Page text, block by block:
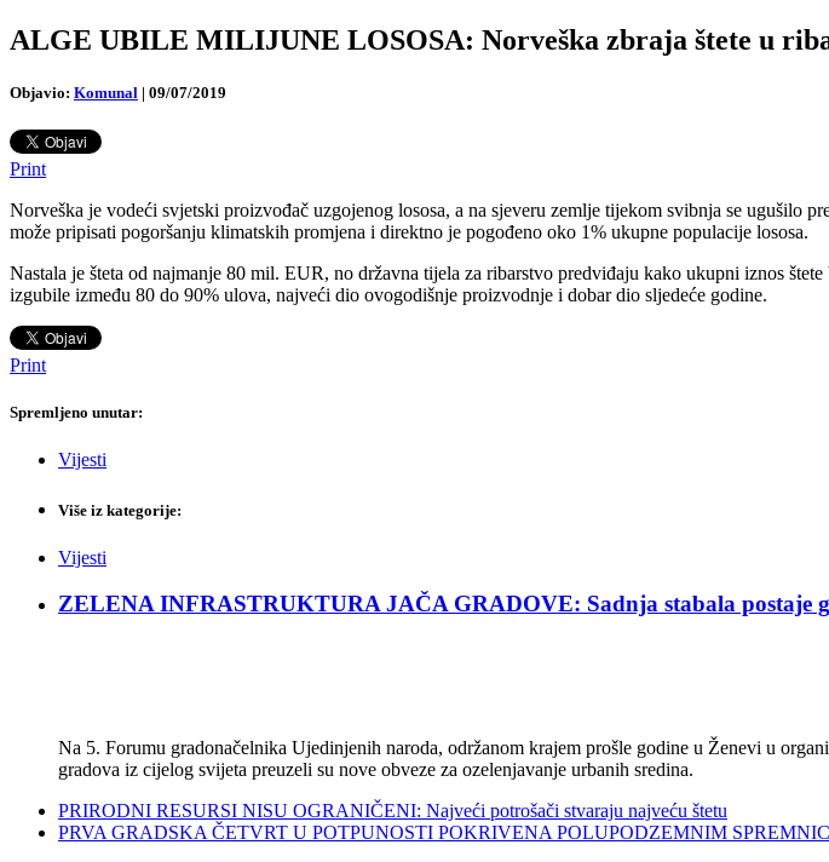
ALGE UBILE MILIJUNE LOSOSA: Norveška zbraja štete u
Objavio: Komunal | 09/07/2019
Print
Norveška je vodeći svjetski proizvođač uzgojenog lososa, a na sjeveru zemlje tijekom svibnja se ugušilo
može pripisati pogoršanju klimatskih promjena i direktno je pogođeno oko 1% ukupne populacije lososa.
Nastala je šteta od najmanje 80 mil. EUR, no državna tijela za ribarstvo predviđaju kako ukupni iznos
izgubile između 80 do 90% ulova, najveći dio ovogodišnje proizvodnje i dobar dio sljedeće godine.
Print
Spremljeno unutar:
Vijesti
Više iz kategorije:
Vijesti
ZELENA INFRASTRUKTURA JAČA GRADOVE: Sadnja stabala postaje
Na 5. Forumu gradonačelnika Ujedinjenih naroda, održanom krajem prošle godine u Ženevi u
gradova iz cijelog svijeta preuzeli su nove obveze za ozelenjavanje urbanih sredina.
PRIRODNI RESURSI NISU OGRANIČENI: Najveći potrošači stvaraju najveću štetu
PRVA GRADSKA ČETVRT U POTPUNOSTI POKRIVENA POLUPODZEMNIM